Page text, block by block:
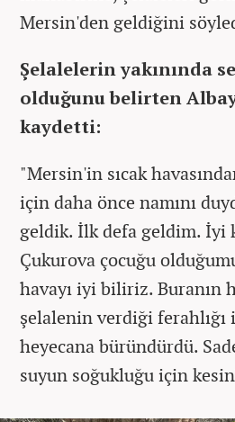
Mersin'den geldiğini
Şelalelerin yakınında
olduğunu belirten
kaydetti:
"Mersin'in sıcak
için daha önce namını
geldik. İlk defa geldim. İyi
Çukurova çocuğu
havayı iyi biliriz. Buranın
şelalenin verdiği
heyecana büründürdü.
suyun soğukluğu için